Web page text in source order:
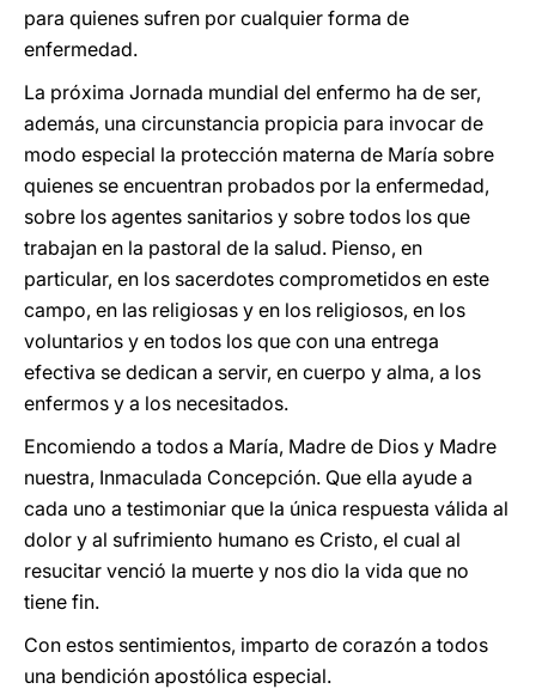
para quienes sufren por cualquier forma de
enfermedad.
La próxima Jornada mundial del enfermo ha de ser,
además, una circunstancia propicia para invocar de
modo especial la protección materna de María sobre
quienes se encuentran probados por la enfermedad,
sobre los agentes sanitarios y sobre todos los que
trabajan en la pastoral de la salud. Pienso, en
particular, en los sacerdotes comprometidos en este
campo, en las religiosas y en los religiosos, en los
voluntarios y en todos los que con una entrega
efectiva se dedican a servir, en cuerpo y alma, a los
enfermos y a los necesitados.
Encomiendo a todos a María, Madre de Dios y Madre
nuestra, Inmaculada Concepción. Que ella ayude a
cada uno a testimoniar que la única respuesta válida al
dolor y al sufrimiento humano es Cristo, el cual al
resucitar venció la muerte y nos dio la vida que no
tiene fin.
Con estos sentimientos, imparto de corazón a todos
una bendición apostólica especial.